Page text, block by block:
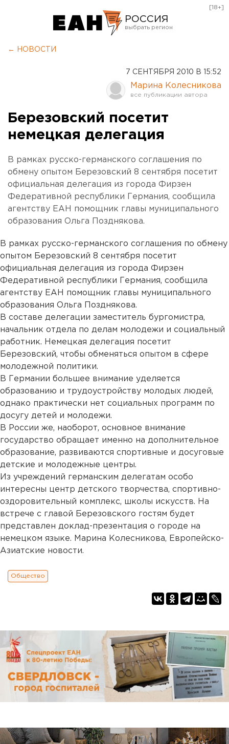
РОССИЯ
Оренбург
[18+]
← НОВОСТИ
7 СЕНТЯБРЯ 2010 В 15:52
Марина Колесникова
Березовский посетит
немецкая делегация
В рамках русско-германского соглашения по
обмену опытом Березовский 8 сентября посетит
официальная делегация из города Фирзен
Федеративной республики Германия, сообщила
агентству ЕАН помощник главы муниципального
образования Ольга Позднякова.
В рамках русско-германского соглашения по обмену
опытом Березовский 8 сентября посетит
официальная делегация из города Фирзен
Федеративной республики Германия, сообщила
агентству ЕАН помощник главы муниципального
образования Ольга Позднякова.
В составе делегации заместитель бургомистра,
начальник отдела по делам молодежи и социальный
работник. Немецкая делегация посетит
Березовский, чтобы обменяться опытом в сфере
молодежной политики.
В Германии большее внимание уделяется
образованию и трудоустройству молодых людей,
однако практически нет социальных программ по
досугу детей и молодежи.
В России же, наоборот, основное внимание
государство обращает именно на дополнительное
образование, развиваются спортивные и досуговые
детские и молодежные центры.
Из учреждений германским делегатам особо
интересны центр детского творчества, спортивно-
оздоровительный комплекс, школы искусств. На
встрече с главой Березовского гостям будет
представлен доклад-презентация о городе на
немецком языке. Марина Колесникова, Европейско-
Азиатские новости.
Общество